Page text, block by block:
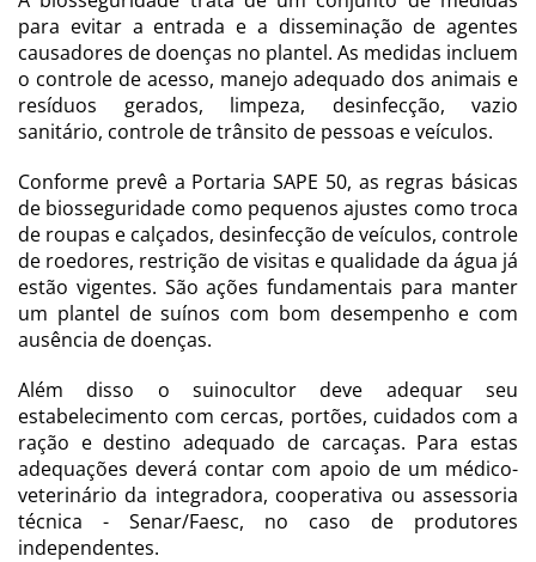
para evitar a entrada e a disseminação de agentes
causadores de doenças no plantel. As medidas incluem
o controle de acesso, manejo adequado dos animais e
resíduos gerados, limpeza, desinfecção, vazio
sanitário, controle de trânsito de pessoas e veículos.
Conforme prevê a Portaria SAPE 50, as regras básicas
de biosseguridade como pequenos ajustes como troca
de roupas e calçados, desinfecção de veículos, controle
de roedores, restrição de visitas e qualidade da água já
estão vigentes. São ações fundamentais para manter
um plantel de suínos com bom desempenho e com
ausência de doenças.
Além disso o suinocultor deve adequar seu
estabelecimento com cercas, portões, cuidados com a
ração e destino adequado de carcaças. Para estas
adequações deverá contar com apoio de um médico-
veterinário da integradora, cooperativa ou assessoria
técnica - Senar/Faesc, no caso de produtores
independentes.